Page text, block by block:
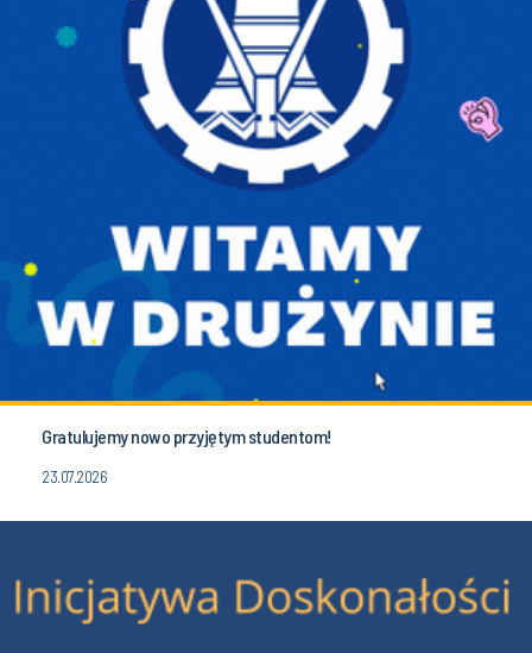
Gratulujemy nowo przyjętym studentom!
23.07.2026